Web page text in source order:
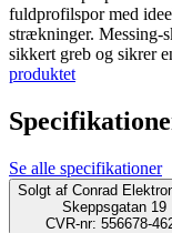
fuldprofilspor med
strækninger. Messing-
sikkert greb og sikrer
produktet
Se alle specifikationer
Solgt af Conrad
Skeppsgatan 19
CVR-nr: 556678-